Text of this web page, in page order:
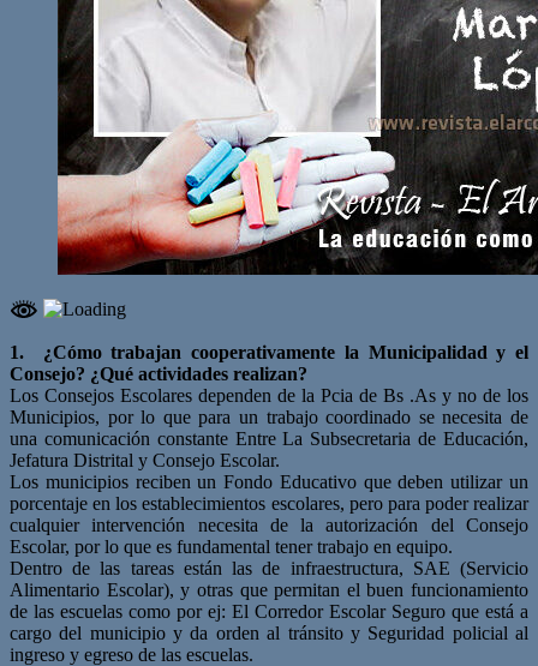
1. ¿Cómo trabajan cooperativamente la Municipalidad y el
Consejo? ¿Qué actividades realizan?
Los Consejos Escolares dependen de la Pcia de Bs .As y no de los
Municipios, por lo que para un trabajo coordinado se necesita de
una comunicación constante Entre La Subsecretaria de Educación,
Jefatura Distrital y Consejo Escolar.
Los municipios reciben un Fondo Educativo que deben utilizar un
porcentaje en los establecimientos escolares, pero para poder realizar
cualquier intervención necesita de la autorización del Consejo
Escolar, por lo que es fundamental tener trabajo en equipo.
Dentro de las tareas están las de infraestructura, SAE (Servicio
Alimentario Escolar), y otras que permitan el buen funcionamiento
de las escuelas como por ej: El Corredor Escolar Seguro que está a
cargo del municipio y da orden al tránsito y Seguridad policial al
ingreso y egreso de las escuelas.